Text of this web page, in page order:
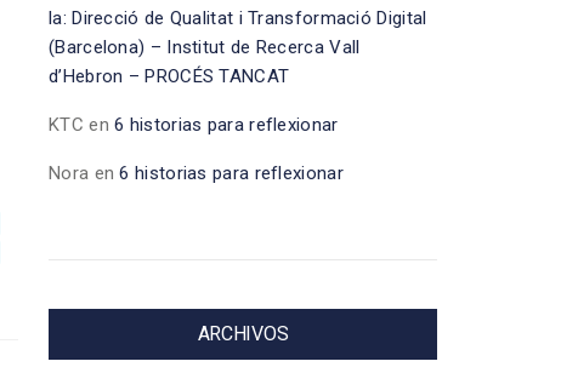
la: Direcció de Qualitat i Transformació Digital
(Barcelona) – Institut de Recerca Vall
d’Hebron – PROCÉS TANCAT
KTC en6 historias para reflexionar
Nora en6 historias para reflexionar
ARCHIVOS